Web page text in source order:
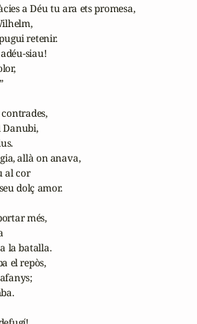
a Déu tu ara ets promesa,
retenir.
siau!
Danubi,
allà on anava,
al cor
dolç amor.
més,
la batalla.
el repòs,